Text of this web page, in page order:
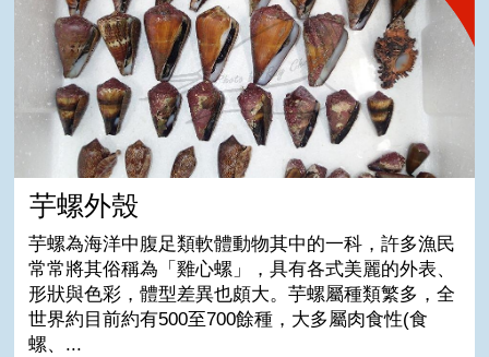
芋螺外殼
芋螺為海洋中腹足類軟體動物其中的一科，許多漁民
常常將其俗稱為「雞心螺」，具有各式美麗的外表、
形狀與色彩，體型差異也頗大。芋螺屬種類繁多，全
世界約目前約有500至700餘種，大多屬肉食性(食
螺、...